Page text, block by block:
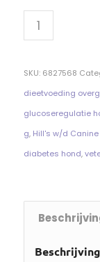
SKU: 6827568
dieetvoeding
glucoseregulatie
g, Hill's w/d
diabetes hond,
Beschrijving